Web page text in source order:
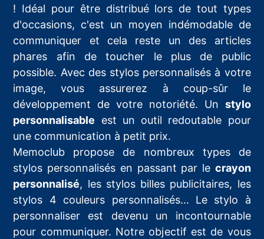
! Idéal pour être distribué lors de tout types
d'occasions, c'est un moyen indémodable de
communiquer et cela reste un des articles
phares afin de toucher le plus de public
possible. Avec des stylos personnalisés à votre
image, vous assurerez à coup-sûr le
développement de votre notoriété. Un stylo
personnalisable est un outil redoutable pour
une communication à petit prix.
Memoclub propose de nombreux types de
stylos personnalisés en passant par le crayon
personnalisé, les stylos billes publicitaires, les
stylos 4 couleurs personnalisés... Le stylo à
personnaliser est devenu un incontournable
pour communiquer. Notre objectif est de vous